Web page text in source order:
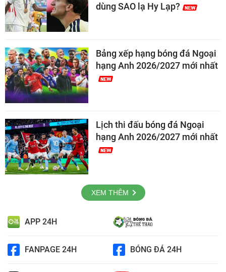
dùng SAO lạ Hy Lạp?
Bảng xếp hạng bóng đá Ngoại
hạng Anh 2026/2027 mới nhất
Lịch thi đấu bóng đá Ngoại
hạng Anh 2026/2027 mới nhất
XEM THÊM
APP 24H
FANPAGE 24H BÓNG ĐÁ 24H